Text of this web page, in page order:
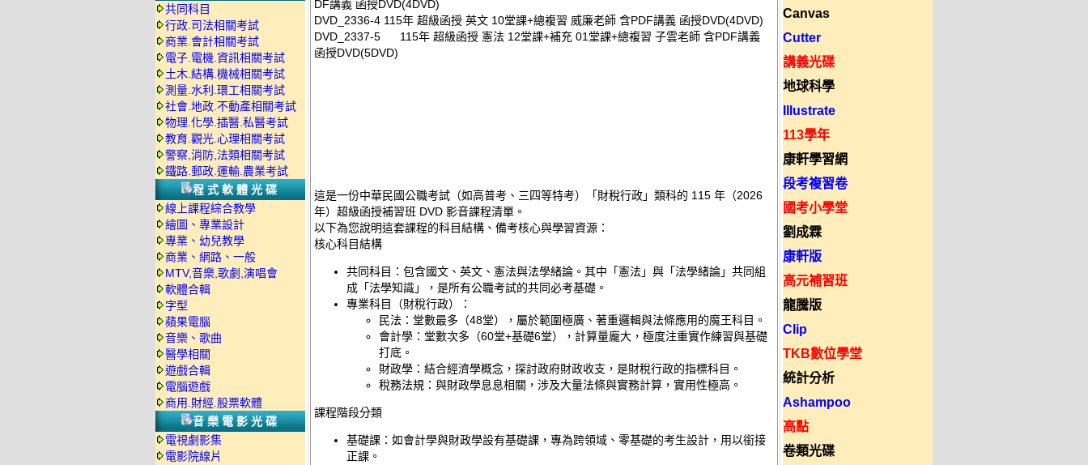
共同科目
行政.司法相關考試
商業.會計相關考試
電子.電機.資訊相關考試
土木.結構.機械相關考試
測量.水利.環工相關考試
社會.地政.不動產相關考試
物理.化學.插醫.私醫考試
教育.觀光.心理相關考試
警察,消防,法類相關考試
鐵路.郵政.運輸.農業考試
程式軟體光碟
線上課程綜合教學
繪圖、專業設計
專業、幼兒教學
商業、網路、一般
MTV,音樂,歌劇,演唱會
軟體合輯
字型
蘋果電腦
音樂、歌曲
醫學相關
遊戲合輯
電腦遊戲
商用.財經.股票軟體
音樂電影光碟
電視劇影集
電影院線片
DF講義 函授DVD(4DVD)
DVD_2336-4 115年 超級函授 英文 10堂課+總複習 威廉老師 含PDF講義 函授DVD(4DVD)
DVD_2337-5 115年 超級函授 憲法 12堂課+補充 01堂課+總複習 子雲老師 含PDF講義
函授DVD(5DVD)
這是一份中華民國公職考試（如高普考、三四等特考）「財稅行政」類科的 115 年（2026
年）超級函授補習班 DVD 影音課程清單。
以下為您說明這套課程的科目結構、備考核心與學習資源：
核心科目結構
共同科目 ：包含國文、英文、憲法與法學緒論。其中「憲法」與「法學緒論」共同組
成「法學知識」，是所有公職考試的共同必考基礎。
專業科目（財稅行政）
：
民法 ：堂數最多（48堂），屬於範圍極廣、著重邏輯與法條應用的魔王科目。
會計學 ：堂數次多（60堂+基礎6堂），計算量龐大，極度注重實作練習與基礎
打底。
財政學 ：結合經濟學概念，探討政府財政收支，是財稅行政的指標科目。
稅務法規 ：與財政學息息相關，涉及大量法條與實務計算，實用性極高。
課程階段分類
基礎課 ：如會計學與財政學設有基礎課，專為跨領域、零基礎的考生設計，用以銜接
正課。
Canvas
Cutter
講義光碟
地球科學
Illustrate
113學年
康軒學習網
段考複習卷
國考小學堂
劉成霖
康軒版
高元補習班
龍騰版
Clip
TKB數位學堂
統計分析
Ashampoo
高點
卷類光碟